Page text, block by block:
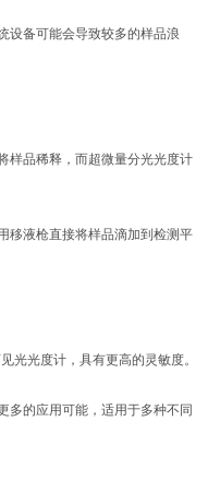
备可能会导致较多的样品浪
品稀释，而超微量分光光度计
液枪直接将样品滴加到检测平
光度计，具有更高的灵敏度。
的应用可能，适用于多种不同